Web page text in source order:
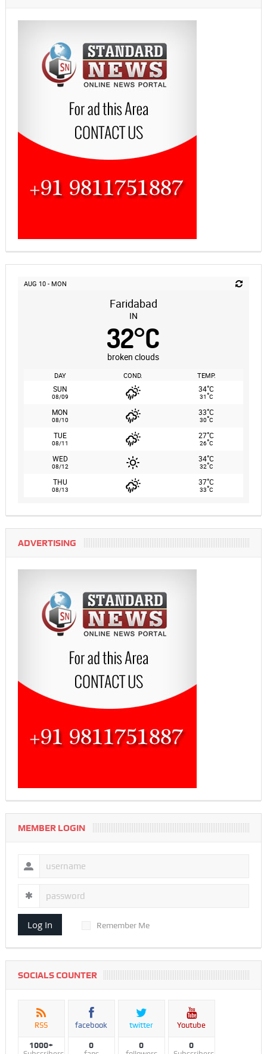
AUG 10 - MON
Faridabad
IN
32°C
broken clouds
DAY COND. TEMP.
SUN
08/09
34°C
31°C
MON
08/10
33°C
30°C
TUE
08/11
27°C
26°C
WED
08/12
34°C
32°C
THU
08/13
37°C
33°C
ADVERTISING
MEMBER LOGIN
Log In Remember Me
SOCIALS COUNTER
RSS
1000+
facebook
0
twitter
0
Youtube
0